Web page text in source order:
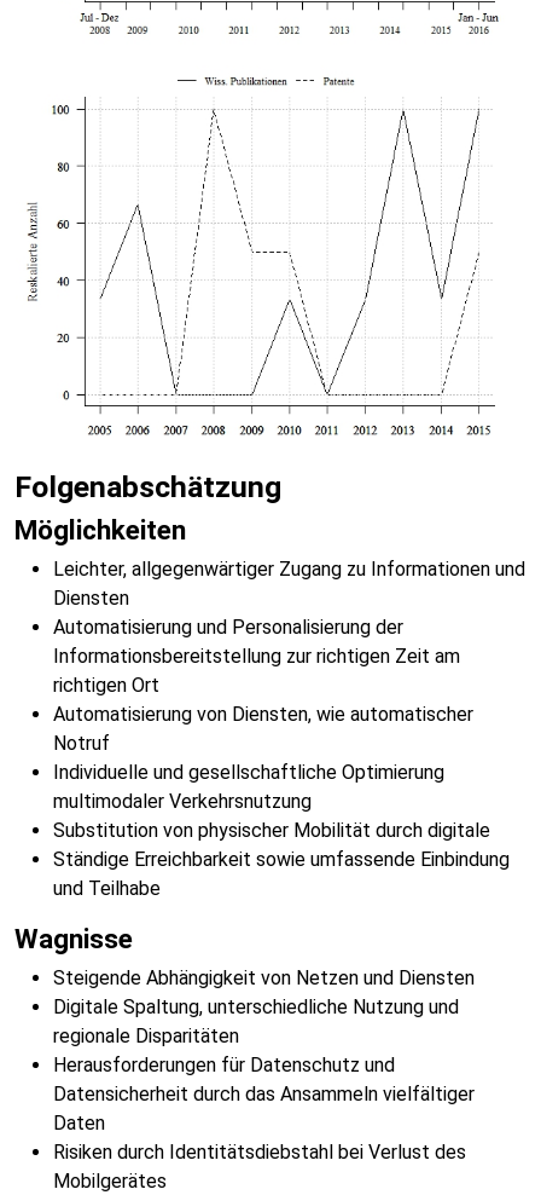
Folgenabschätzung
Möglichkeiten
Leichter, allgegenwärtiger Zugang zu Informationen und
Diensten
Automatisierung und Personalisierung der
Informationsbereitstellung zur richtigen Zeit am
richtigen Ort
Automatisierung von Diensten, wie automatischer
Notruf
Individuelle und gesellschaftliche Optimierung
multimodaler Verkehrsnutzung
Substitution von physischer Mobilität durch digitale
Ständige Erreichbarkeit sowie umfassende Einbindung
und Teilhabe
Wagnisse
Steigende Abhängigkeit von Netzen und Diensten
Digitale Spaltung, unterschiedliche Nutzung und
regionale Disparitäten
Herausforderungen für Datenschutz und
Datensicherheit durch das Ansammeln vielfältiger
Daten
Risiken durch Identitätsdiebstahl bei Verlust des
Mobilgerätes